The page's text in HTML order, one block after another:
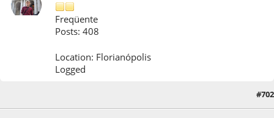
Freqüente
Posts: 408
Location: Florianópolis
Logged
#702